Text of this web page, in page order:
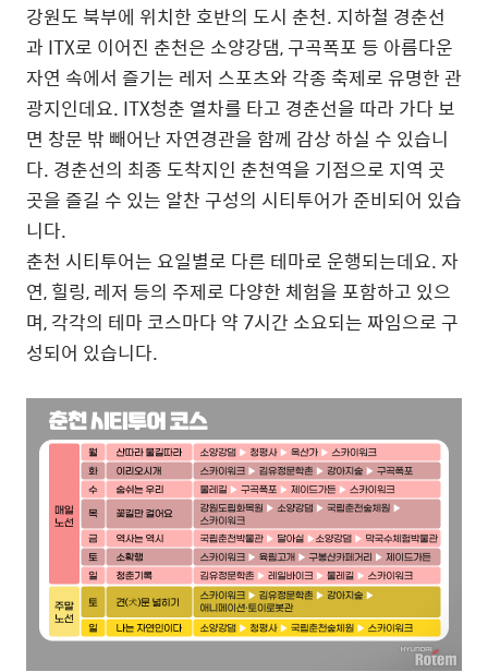
강원도 북부에 위치한 호반의 도시 춘천. 지하철 경춘선
과 ITX로 이어진 춘천은 소양강댐, 구곡폭포 등 아름다운
자연 속에서 즐기는 레저 스포츠와 각종 축제로 유명한 관
광지인데요. ITX청춘 열차를 타고 경춘선을 따라 가다 보
면 창문 밖 빼어난 자연경관을 함께 감상 하실 수 있습니
다. 경춘선의 최종 도착지인 춘천역을 기점으로 지역 곳
곳을 즐길 수 있는 알찬 구성의 시티투어가 준비되어 있습
니다.
춘천 시티투어는 요일별로 다른 테마로 운행되는데요. 자
연, 힐링, 레저 등의 주제로 다양한 체험을 포함하고 있으
며, 각각의 테마 코스마다 약 7시간 소요되는 짜임으로 구
성되어 있습니다.